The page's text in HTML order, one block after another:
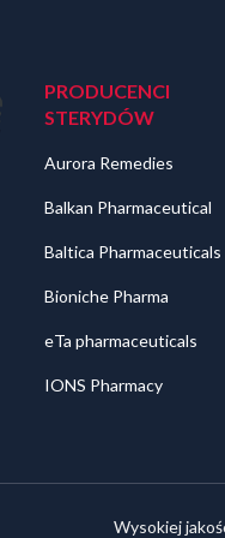
PRODUCENCI
STERYDÓW
Aurora Remedies
Balkan Pharmaceutical
Baltica Pharmaceuticals
Bioniche Pharma
eTa pharmaceuticals
IONS Pharmacy
Wysokiej